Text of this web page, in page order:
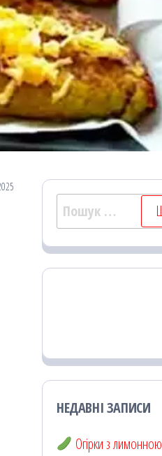
Пошук:
НЕДАВНІ ЗАПИСИ
Огірки з лимонною